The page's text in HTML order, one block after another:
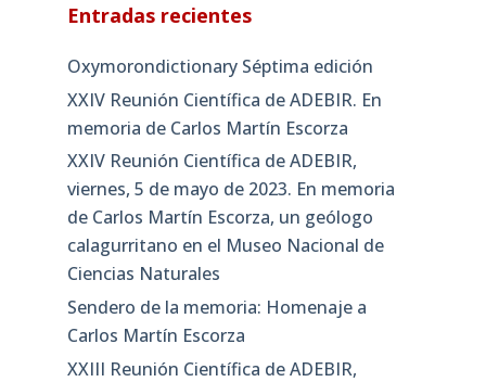
Entradas recientes
Oxymorondictionary Séptima edición
XXIV Reunión Científica de ADEBIR. En
memoria de Carlos Martín Escorza
XXIV Reunión Científica de ADEBIR,
viernes, 5 de mayo de 2023. En memoria
de Carlos Martín Escorza, un geólogo
calagurritano en el Museo Nacional de
Ciencias Naturales
Sendero de la memoria: Homenaje a
Carlos Martín Escorza
XXIII Reunión Científica de ADEBIR,